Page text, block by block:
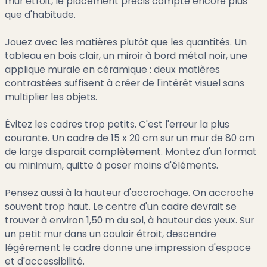
que d'habitude.
Jouez avec les matières plutôt que les quantités. Un
tableau en bois clair, un miroir à bord métal noir, une
applique murale en céramique : deux matières
contrastées suffisent à créer de l'intérêt visuel sans
multiplier les objets.
Évitez les cadres trop petits. C'est l'erreur la plus
courante. Un cadre de 15 x 20 cm sur un mur de 80 cm
de large disparaît complètement. Montez d'un format
au minimum, quitte à poser moins d'éléments.
Pensez aussi à la hauteur d'accrochage. On accroche
souvent trop haut. Le centre d'un cadre devrait se
trouver à environ 1,50 m du sol, à hauteur des yeux. Sur
un petit mur dans un couloir étroit, descendre
légèrement le cadre donne une impression d'espace
et d'accessibilité.